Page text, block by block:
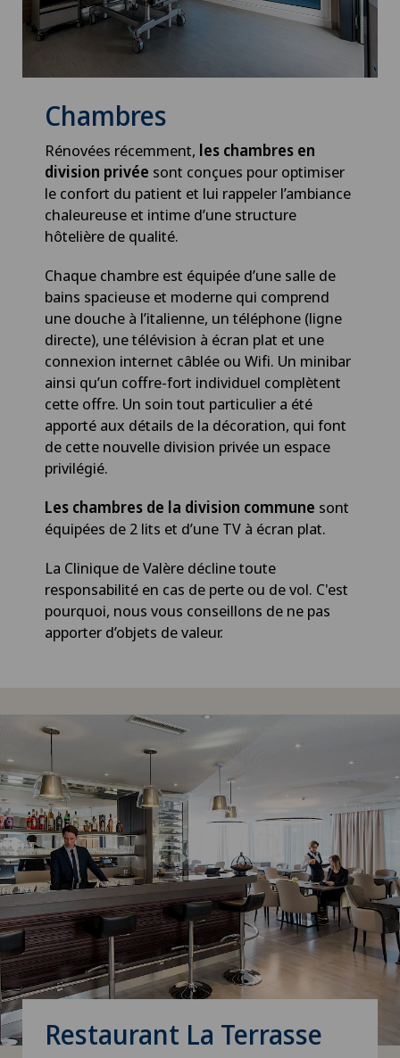
Chambres
Rénovées récemment, les chambres en
division privée sont conçues pour optimiser
le confort du patient et lui rappeler l’ambiance
chaleureuse et intime d’une structure
hôtelière de qualité.
Chaque chambre est équipée d’une salle de
bains spacieuse et moderne qui comprend
une douche à l’italienne, un téléphone (ligne
directe), une télévision à écran plat et une
connexion internet câblée ou Wifi. Un minibar
ainsi qu’un coffre-fort individuel complètent
cette offre. Un soin tout particulier a été
apporté aux détails de la décoration, qui font
de cette nouvelle division privée un espace
privilégié.
Les chambres de la division commune sont
équipées de 2 lits et d’une TV à écran plat.
La Clinique de Valère décline toute
responsabilité en cas de perte ou de vol. C'est
pourquoi, nous vous conseillons de ne pas
apporter d’objets de valeur.
Restaurant La Terrasse